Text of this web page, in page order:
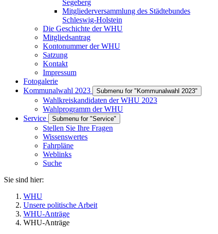
Segeberg
Mitgliederversammlung des Städtebundes
Schleswig-Holstein
Die Geschichte der WHU
Mitgliedsantrag
Kontonummer der WHU
Satzung
Kontakt
Impressum
Fotogalerie
Kommunalwahl 2023
Submenu for "Kommunalwahl 2023"
Wahlkreiskandidaten der WHU 2023
Wahlprogramm der WHU
Service
Submenu for "Service"
Stellen Sie Ihre Fragen
Wissenswertes
Fahrpläne
Weblinks
Suche
Sie sind hier:
WHU
Unsere politische Arbeit
WHU-Anträge
WHU-Anträge